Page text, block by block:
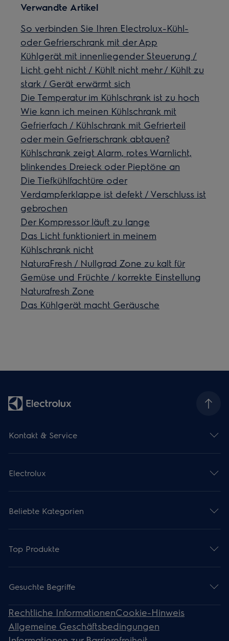
Verwandte Artikel
So verbinden Sie Ihren Electrolux-Kühl-
oder Gefrierschrank mit der App
Kühlgerät mit innenliegender Steuerung /
Licht geht nicht / Kühlt nicht mehr / Kühlt zu
stark / Gerät erwärmt sich
Die Temperatur im Kühlschrank ist zu hoch
Wie kann ich meinen Kühlschrank mit
Gefrierfach / Kühlschrank mit Gefrierteil
oder mein Gefrierschrank abtauen?
Kühlschrank zeigt Alarm, rotes Warnlicht,
blinkendes Dreieck oder Pieptöne an
Die Tiefkühlfachtüre oder
Verdampferklappe ist defekt / Verschluss ist
gebrochen
Der Kompressor läuft zu lange
Das Licht funktioniert in meinem
Kühlschrank nicht
NaturaFresh / Nullgrad Zone zu kalt für
Gemüse und Früchte / korrekte Einstellung
Naturafresh Zone
Das Kühlgerät macht Geräusche
Kontakt & Service
Electrolux
Beliebte Kategorien
Top Produkte
Gesuchte Begriffe
Rechtliche InformationenCookie-Hinweis
Allgemeine Geschäftsbedingungen